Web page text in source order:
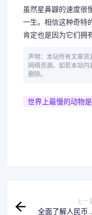
虽然星鼻鼹的速度很
一生。相信这种奇特
肯定也是因为它们拥
声明：本站所有文章
网络资源。如若本站
删除。
世界上最慢的动物
上一
全面了解人民币汇